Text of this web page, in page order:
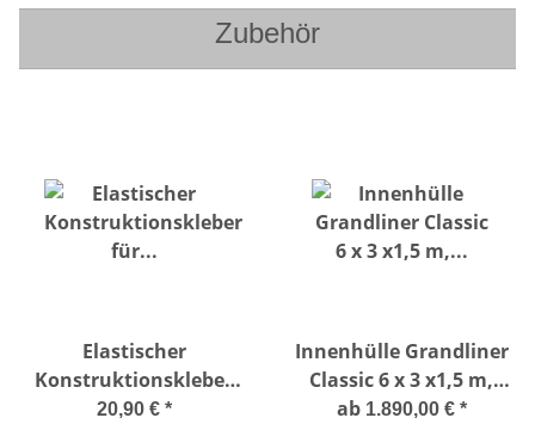
Zubehör
Elastischer
Konstruktionskleber
für
20,90 € *
Innenhülle Grandliner
Classic 6 x 3 x1,5 m,
Ecktreppenausbildung
ab 1.890,00 € *